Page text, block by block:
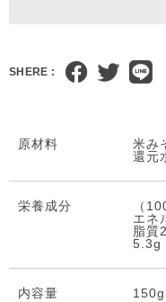
SHERE :
原材料
米み
還元
栄養成分
（
エネ
脂質
5.3g
内容量